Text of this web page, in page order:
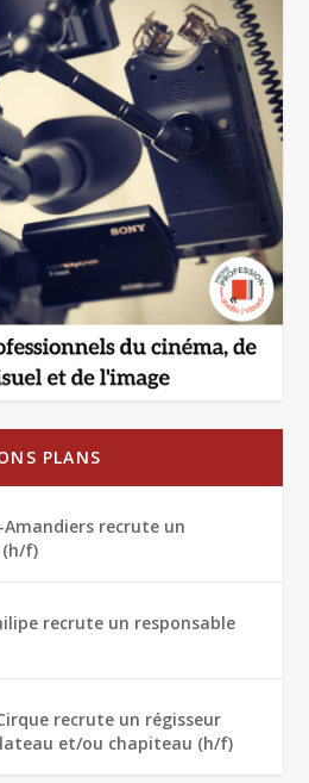
PLANS
recrute un
(h/f)
recrute un responsable
recrute un régisseur
et/ou chapiteau (h/f)